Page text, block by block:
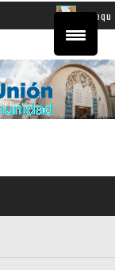
El equipo